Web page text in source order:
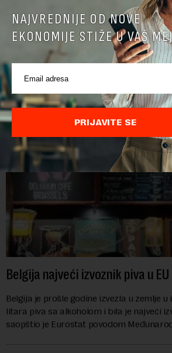
Cene hrane u svetu najviše za
Cene hrane u svetu su sada najviše za
toplotni talasi i ratovi u Ukrajini i na
troškove, piše britanski list
prehrambenih proiz...
Belgija najveći izvoznik piva u EU
Belgija je prošle godine izvezla u zemlje u
litara piva sa alkoholom i bila je najveći
saopštio je Eurostat povodom
NAJVREDNIJE OD NOVE
EKONOMIJE STIŽE U VAŠ
PRIJAVITE SE